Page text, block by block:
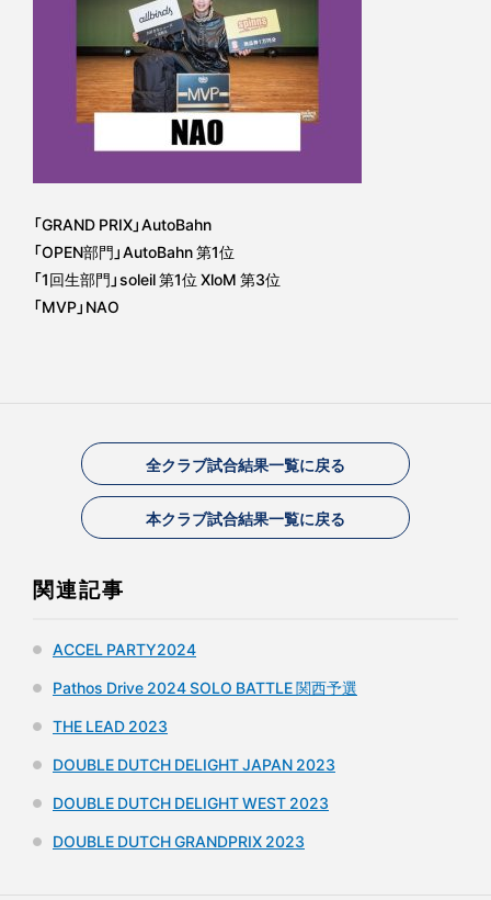
「GRAND PRIX」AutoBahn
「OPEN部門」AutoBahn 第1位
「1回生部門」soleil 第1位 XloM 第3位
「MVP」NAO
全クラブ試合結果一覧に戻る
本クラブ試合結果一覧に戻る
関連記事
ACCEL PARTY2024
Pathos Drive 2024 SOLO BATTLE 関西予選
THE LEAD 2023
DOUBLE DUTCH DELIGHT JAPAN 2023
DOUBLE DUTCH DELIGHT WEST 2023
DOUBLE DUTCH GRANDPRIX 2023